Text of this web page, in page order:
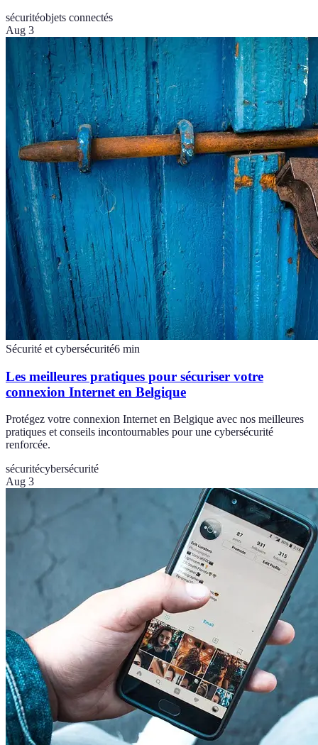
sécuritéobjets connectés
Aug 3
Sécurité et cybersécurité6 min
Les meilleures pratiques pour sécuriser votre
connexion Internet en Belgique
Protégez votre connexion Internet en Belgique avec nos meilleures
pratiques et conseils incontournables pour une cybersécurité
renforcée.
sécuritécybersécurité
Aug 3